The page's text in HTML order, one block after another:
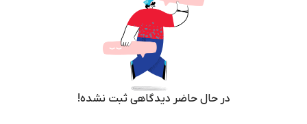
در حال حاضر دیدگاهی ثبت نشده!